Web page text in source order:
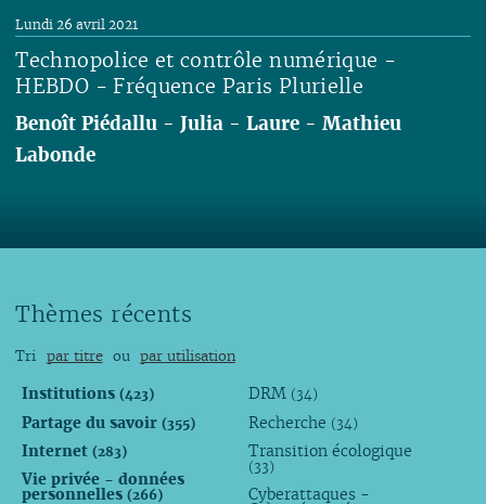
Lire
Technopolice et contrôle numérique -
HEBDO - Fréquence Paris Plurielle
Lundi 26 avril 2021
Benoît Piédallu -Julia -Laure -Mathieu
Labonde
Thèmes récents
Tri par titre ou par utilisation
Institutions (423)
Partage du savoir (355)
Internet (283)
Vie privée - données
personnelles (266)
DRM (34)
Recherche (34)
Transition écologique
(33)
Cyberattaques -